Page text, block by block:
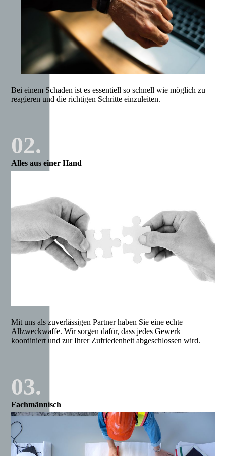
Bei einem Schaden ist es essentiell so schnell wie möglich zu
reagieren und die richtigen Schritte einzuleiten.
02.
Alles aus einer Hand
Mit uns als zuverlässigen Partner haben Sie eine echte
Allzweckwaffe. Wir sorgen dafür, dass jedes Gewerk
koordiniert und zur Ihrer Zufriedenheit abgeschlossen wird.
03.
Fachmännisch